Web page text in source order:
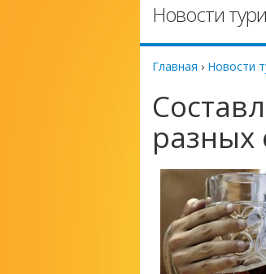
Новости
Главная › Новости
разных